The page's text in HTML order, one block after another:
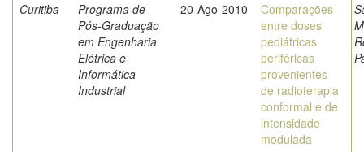
Curitiba
Programa de
Pós-Graduação
em Engenharia
Elétrica e
Informática
Industrial
20-Ago-2010
Comparações
entre doses
pediátricas
periféricas
provenientes
de radioterapia
conformal e de
intensidade
modulada